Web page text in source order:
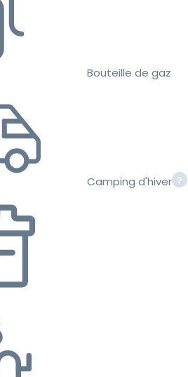
Bouteille de gaz
Camping d'hiver